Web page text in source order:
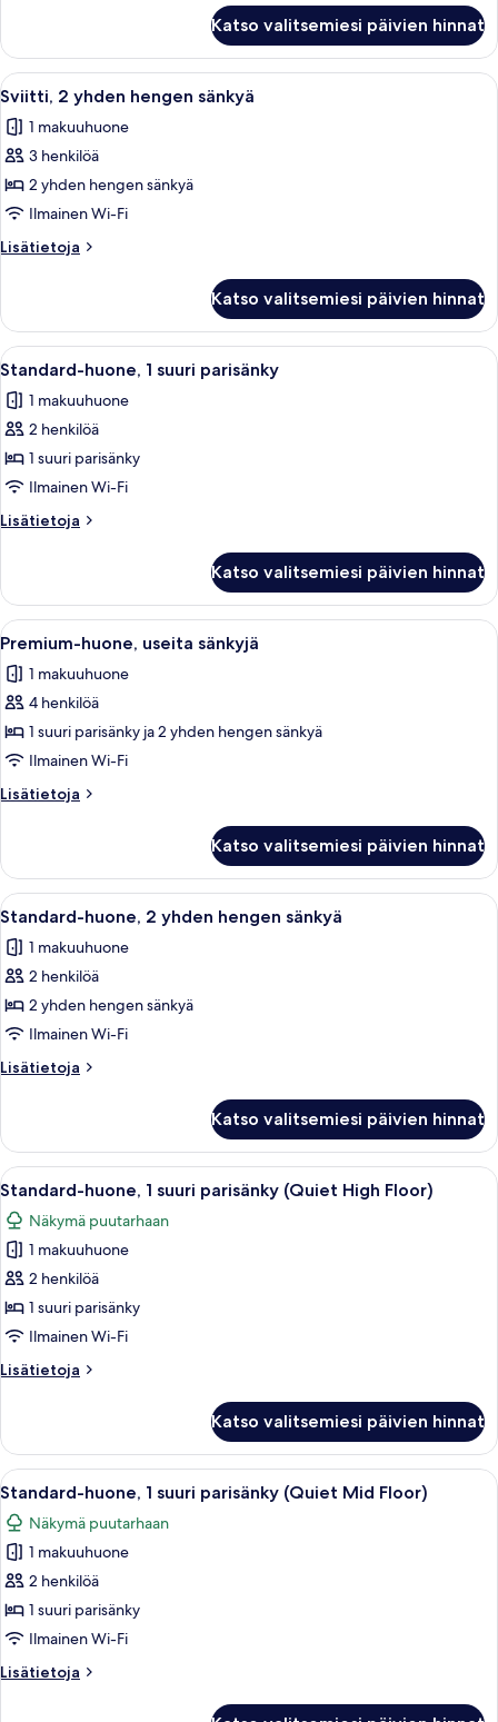
Floor)
kuvat
2
yhden
hengen
(Quiet
Mid
Katso valitsemiesi päivien hinnat
Avaa
kaikki
huonetyypin
Sviitti,
2
yhden
hengen
sänkyä
Hotellihuone, jossa on sänky,
10
Sviitti, 2 yhden hengen sänkyä
1 makuuhuone
3 henkilöä
2 yhden hengen sänkyä
Ilmainen Wi-Fi
Lisätietoja
Lisätietoja
yhden
hengen
sänkyä
Katso valitsemiesi päivien hinnat
Avaa
kaikki
huonetyypin
Standard-
huone,
1
suuri
parisänky
Hotellihuone, jossa on sänky,
7
Standard-huone, 1 suuri parisänky
1 makuuhuone
2 henkilöä
1 suuri parisänky
Ilmainen Wi-Fi
Lisätietoja
Lisätietoja
1
suuri
parisänky
Katso valitsemiesi päivien hinnat
Avaa
kaikki
huonetyypin
Premium-
huone,
useita
sänkyjä
kuvat
Hotellihuone, jossa on suuri sänky,
5
Premium-huone, useita sänkyjä
1 makuuhuone
4 henkilöä
1 suuri parisänky ja 2 yhden hengen sänkyä
Ilmainen Wi-Fi
Lisätietoja
Lisätietoja
useita
sänkyjä
Katso valitsemiesi päivien hinnat
Avaa
kaikki
huonetyypin
Standard-
huone,
2
yhden
hengen
kuvat
Hotellihuone, jossa on kaksi
5
Standard-huone, 2 yhden hengen sänkyä
1 makuuhuone
2 henkilöä
2 yhden hengen sänkyä
Ilmainen Wi-Fi
Lisätietoja
Lisätietoja
2
yhden
hengen
Katso valitsemiesi päivien hinnat
Avaa
kaikki
huonetyypin
Standard-
huone,
1
suuri
(Quiet
kuvat
Hotellihuone, jossa on sänky,
7
Standard-huone, 1 suuri parisänky (Quiet High Floor)
Näkymä puutarhaan
1 makuuhuone
2 henkilöä
1 suuri parisänky
Ilmainen Wi-Fi
Lisätietoja
Lisätietoja
1
suuri
parisänky
High
Floor)
Katso valitsemiesi päivien hinnat
Avaa
kaikki
huonetyypin
Standard-
huone,
1
suuri
(Quiet
Moderni hotellihuone, jossa on
6
Standard-huone, 1 suuri parisänky (Quiet Mid Floor)
Näkymä puutarhaan
1 makuuhuone
2 henkilöä
1 suuri parisänky
Ilmainen Wi-Fi
Lisätietoja
Lisätietoja